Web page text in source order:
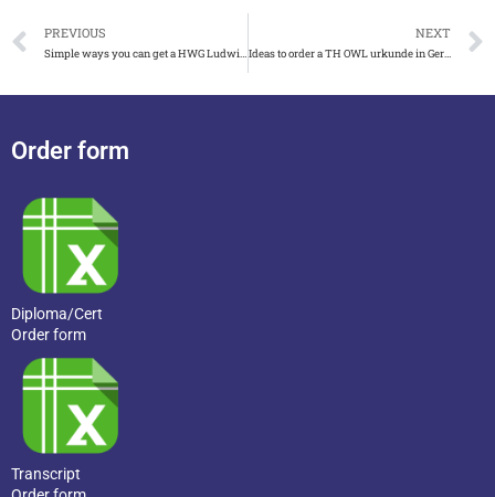
PREVIOUS
Simple ways you can get a HWG Ludwigshafen urkunde
NEXT
Ideas to order a TH OWL urkunde in Germany
Order form
Diploma/Cert
Order form
Transcript